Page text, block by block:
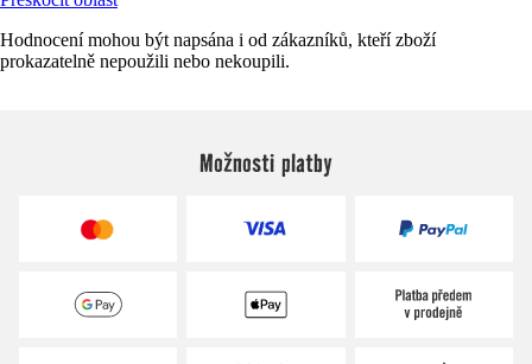
Hodnocení mohou být napsána i od zákazníků, kteří zboží
prokazatelně nepoužili nebo nekoupili.
Možnosti platby